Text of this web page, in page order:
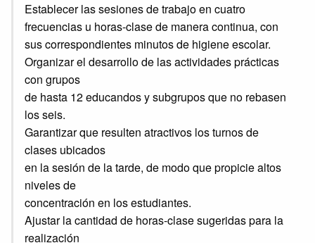
Establecer las sesiones de trabajo en cuatro
frecuencias u horas-clase de manera continua, con
sus correspondientes minutos de higiene escolar.
Organizar el desarrollo de las actividades prácticas
con grupos
de hasta 12 educandos y subgrupos que no rebasen
los seis.
Garantizar que resulten atractivos los turnos de
clases ubicados
en la sesión de la tarde, de modo que propicie altos
niveles de
concentración en los estudiantes.
Ajustar la cantidad de horas-clase sugeridas para la
realización